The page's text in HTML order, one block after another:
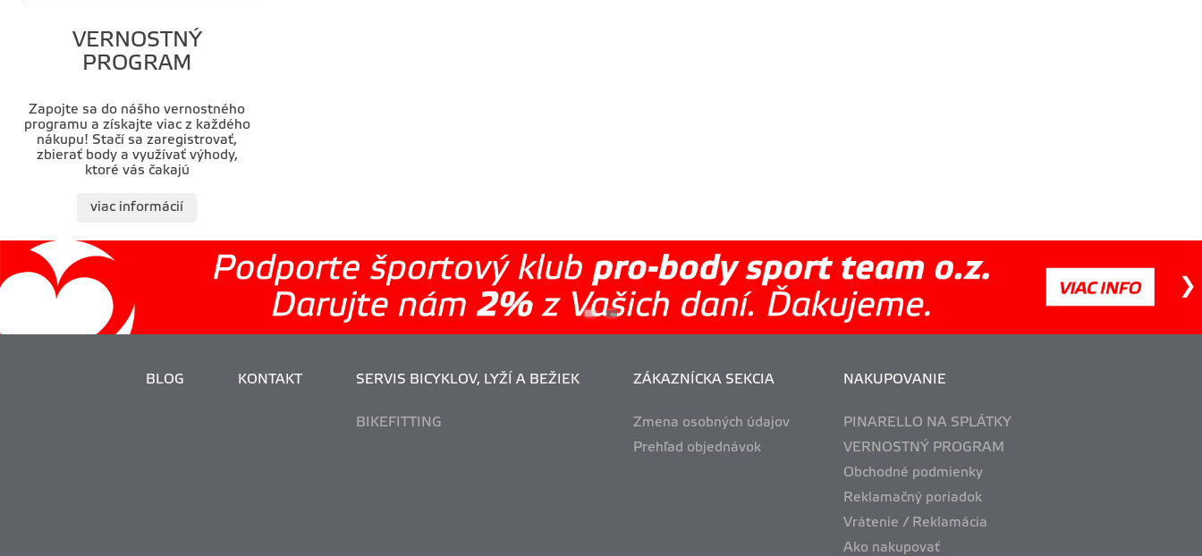
VERNOSTNÝ
PROGRAM
Zapojte sa do nášho vernostného
programu a získajte viac z každého
nákupu! Stačí sa zaregistrovať,
zbierať body a využívať výhody,
ktoré vás čakajú
viac informácií
BLOG KONTAKT SERVIS BICYKLOV, LYŽÍ A BEŽIEK
BIKEFITTING
ZÁKAZNÍCKA SEKCIA
Zmena osobných údajov
Prehľad objednávok
NAKUPOVANIE
PINARELLO NA SPLÁTKY
VERNOSTNÝ PROGRAM
Obchodné podmienky
Reklamačný poriadok
Vrátenie / Reklamácia
Ako nakupovať